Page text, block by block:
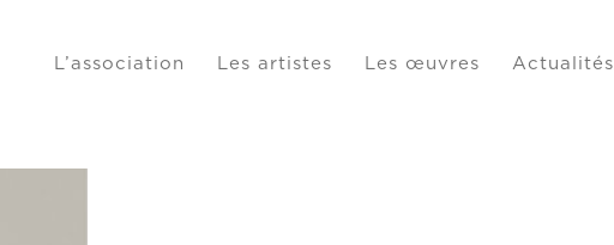
L’association Les artistes Les œuvres Actualités